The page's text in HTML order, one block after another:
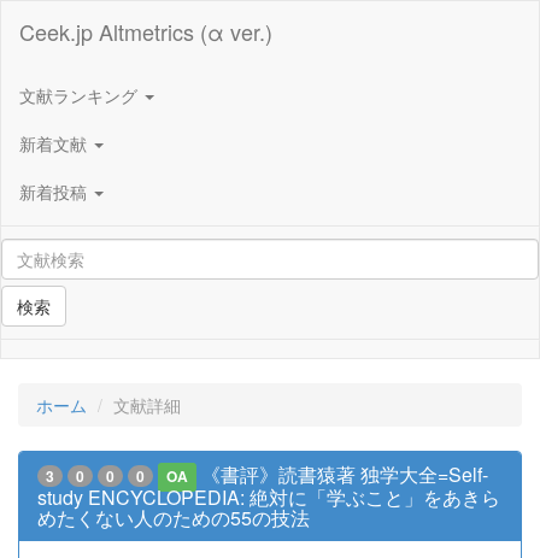
Ceek.jp Altmetrics (α ver.)
文献ランキング
新着文献
新着投稿
検索
ホーム 文献詳細
3 0 0 0 OA
《書評》読書猿著 独学大全=Self-
study ENCYCLOPEDIA: 絶対に「学ぶこと」をあきら
めたくない人のための55の技法